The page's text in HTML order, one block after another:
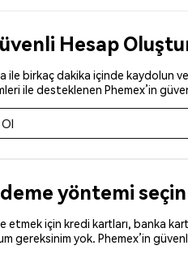
Hesap
ile birkaç dakika içinde kaydolun ve
ile desteklenen Phemex’in
yöntemi seçin
etmek için kredi kartları, banka
gereksinim yok. Phemex’in